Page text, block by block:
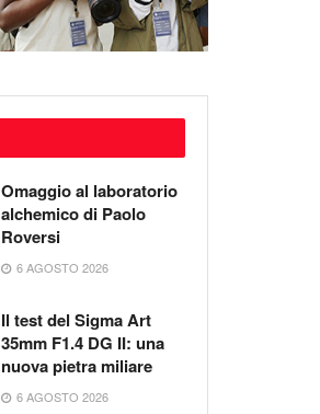
Omaggio al laboratorio
alchemico di Paolo
Roversi
6 AGOSTO 2026
Il test del Sigma Art
35mm F1.4 DG II: una
nuova pietra miliare
6 AGOSTO 2026